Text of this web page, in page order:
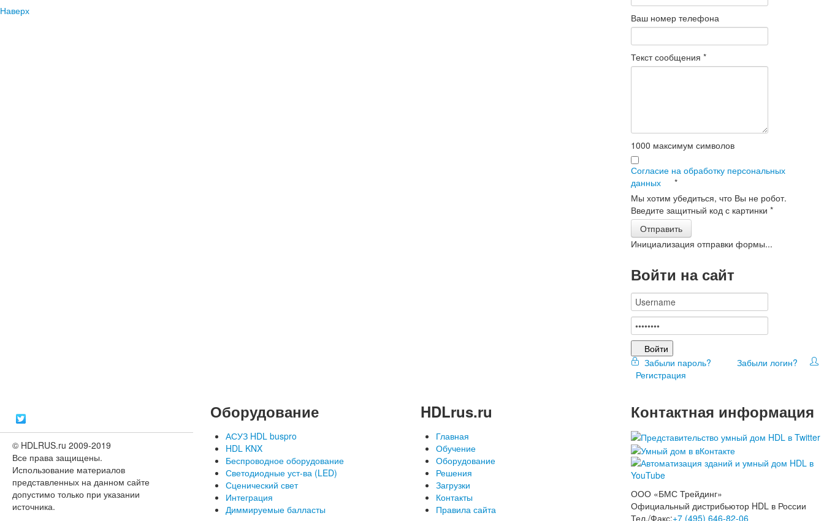
Наверх
Ваш номер телефона
Текст сообщения*
1000 максимум символов
Согласие на обработку персональных
данных
*
Мы хотим убедиться, что Вы не робот.
Введите защитный код с картинки*
Отправить
Инициализация отправки формы...
Войти на сайт
Войти
Забыли пароль?
Забыли логин?
Регистрация
© HDLRUS.ru 2009-2019
Все права защищены.
Использование материалов
представленных на данном сайте
допустимо только при указании
источника.
Оборудование
АСУЗ HDL buspro
HDL KNX
Беспроводное оборудование
Светодиодные уст-ва (LED)
Сценический свет
Интеграция
Диммируемые балласты
HDLrus.ru
Главная
Обучение
Оборудование
Решения
Загрузки
Контакты
Правила сайта
Контактная информация
ООО «БМС Трейдинг»
Официальный дистрибьютор HDL в России
Тел./Факс:+7 (495) 646-82-06